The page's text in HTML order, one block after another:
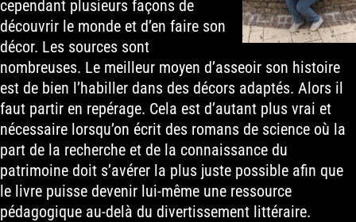
cependant plusieurs façons de
découvrir le monde et d’en faire son
décor. Les sources sont
nombreuses. Le meilleur moyen d’asseoir son histoire
est de bien l’habiller dans des décors adaptés. Alors il
faut partir en repérage. Cela est d’autant plus vrai et
nécessaire lorsqu’on écrit des romans de science où la
part de la recherche et de la connaissance du
patrimoine doit s’avérer la plus juste possible afin que
le livre puisse devenir lui-même une ressource
pédagogique au-delà du divertissement littéraire.